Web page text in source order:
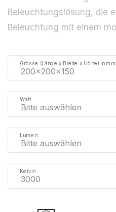
Beleuchtungslösung, die
Beleuchtung mit einem
Grösse (Länge x Breite x Höhe) in mm
Watt
Lumen
Kelvin